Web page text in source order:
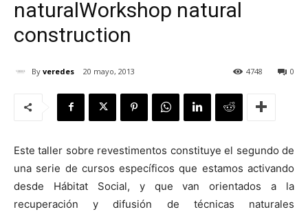
naturalWorkshop natural
construction
By veredes 20 mayo, 2013 0
4748
Este taller sobre revestimentos constituye el segundo de
una serie de cursos específicos que estamos activando
desde Hábitat Social, y que van orientados a la
recuperación y difusión de técnicas naturales